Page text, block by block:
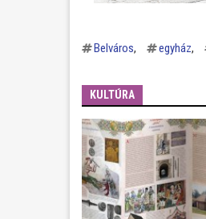
Belváros egyház
KULTÚRA